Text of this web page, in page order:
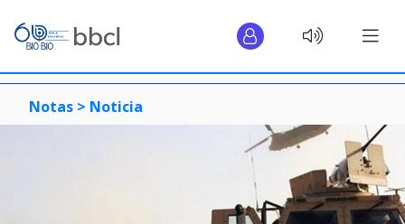
Notas > Noticia